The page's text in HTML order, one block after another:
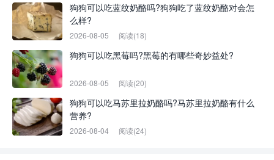
狗狗可以吃蓝纹奶酪吗?狗狗吃了蓝纹奶酪对会怎
么样?
2026-08-05 阅读(18)
狗狗可以吃黑莓吗?黑莓的有哪些奇妙益处?
2026-08-05 阅读(20)
狗狗可以吃马苏里拉奶酪吗?马苏里拉奶酪有什么
营养?
2026-08-04 阅读(24)